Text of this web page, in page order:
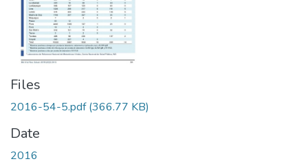
Files
2016-54-5.pdf(366.77 KB)
Date
2016